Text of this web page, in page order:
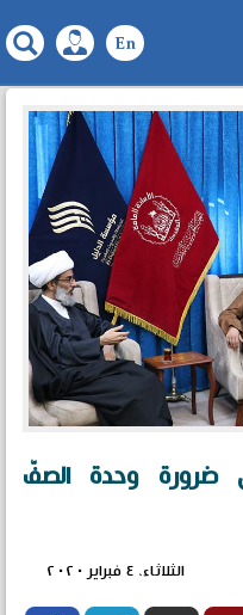
ضرورة وحدة الصفّ
الثلاثاء، ٤ فبراير ٢٠٢٠